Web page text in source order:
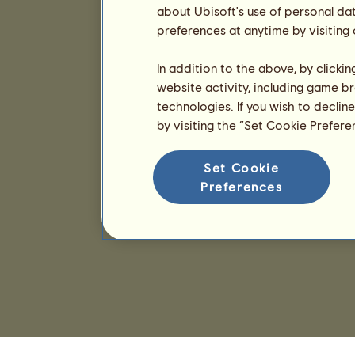
about Ubisoft's use of personal
preferences at anytime by
In addition to the above, by
website activity, including game
technologies. If you wish to
by visiting the “Set Cookie
Set Cookie
Preferences